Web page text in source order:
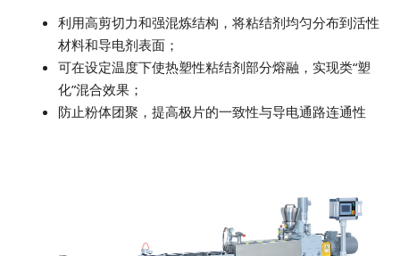
利用高剪切力和强混炼结构，将粘结剂均匀分布到活性
材料和导电剂表面；
可在设定温度下使热塑性粘结剂部分熔融，实现类“塑
化”混合效果；
防止粉体团聚，提高极片的一致性与导电通路连通性